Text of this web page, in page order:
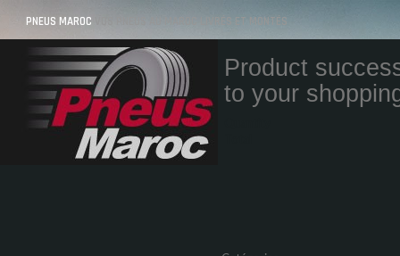
PNEUS MAROC VOS PNEUS AU MAROC LIVRÉS ET MONTÉS
Product
to your